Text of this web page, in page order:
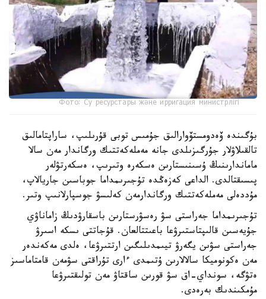
Фото: Су ресурстары және ирригация министрлігі
بۇگىندە ۆەدومستۆوارالىق جۇمىس توبى قۇرىلىپ، ساراپتامالىق
تالقىلاۋلار جۇرگىزىلدى جانە مەملەكەتتىك ورگاندار مەن سالا
ماماندارىنىڭ ۇسىنىستارىن ەسكەرە وتىرىپ، ەسكەرتۋلەر
پىسىقتالدى. الداعى كەزەڭدە تۇجىرىمداما جوباسىن جاريالاپ،
مۇددەلى مەملەكەتتىك ورگاندارمەن كەلىسۋ جوسپارلانىپ وتىر.
تۇجىرىمداما جەراستى سۋ رەسۋرستارىن باسقارۋدىڭ زاماناۋي
جۇيەسىن قالىپتاستىرۋعا باعىتتالعان. قۇجاتتى ىسكە اسىرۋ
جەراستى سۋىن يگەرۋ تيىمدىلىگىن ارتتىرۋعا، ەلدى مەكەندەر
مەن ەكونوميكا سالالارىن ۇتىمدى ءارى تۇراقتى سۋمەن قامتاماسىز
ەتۋگە، سونداي-اق سۋ قورىن ساقتاۋ مەن تولىقتىرۋعا
مۇمكىندىك بەرەدى.